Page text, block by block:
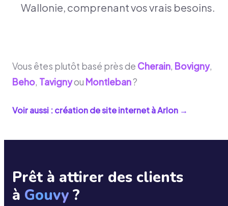
Wallonie, comprenant vos vrais besoins.
Vous êtes plutôt basé près de Cherain, Bovigny,
Beho, Tavignyou Montleban?
Voir aussi : création de site internet àArlon →
Prêt à attirer des clients
à Gouvy ?